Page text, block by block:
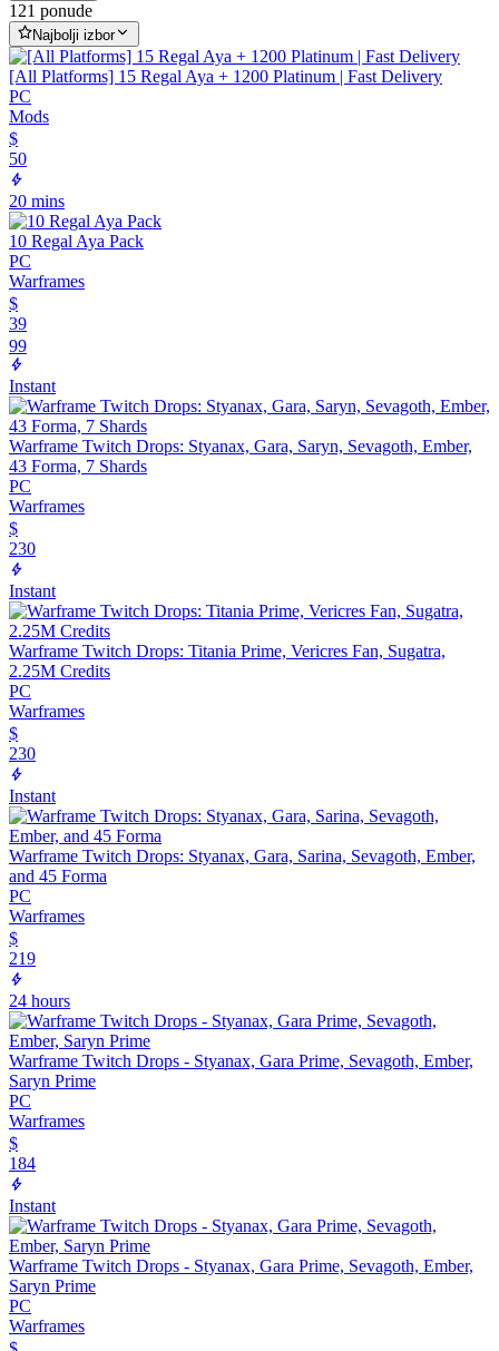
121 ponude
Najbolji izbor
[All Platforms] 15 Regal Aya + 1200 Platinum | Fast Delivery
PC
Mods
$
50
20 mins
10 Regal Aya Pack
PC
Warframes
$
39
99
Instant
Warframe Twitch Drops: Styanax, Gara, Saryn, Sevagoth, Ember,
43 Forma, 7 Shards
PC
Warframes
$
230
Instant
Warframe Twitch Drops: Titania Prime, Vericres Fan, Sugatra,
2.25M Credits
PC
Warframes
$
230
Instant
Warframe Twitch Drops: Styanax, Gara, Sarina, Sevagoth, Ember,
and 45 Forma
PC
Warframes
$
219
24 hours
Warframe Twitch Drops - Styanax, Gara Prime, Sevagoth, Ember,
Saryn Prime
PC
Warframes
$
184
Instant
Warframe Twitch Drops - Styanax, Gara Prime, Sevagoth, Ember,
Saryn Prime
PC
Warframes